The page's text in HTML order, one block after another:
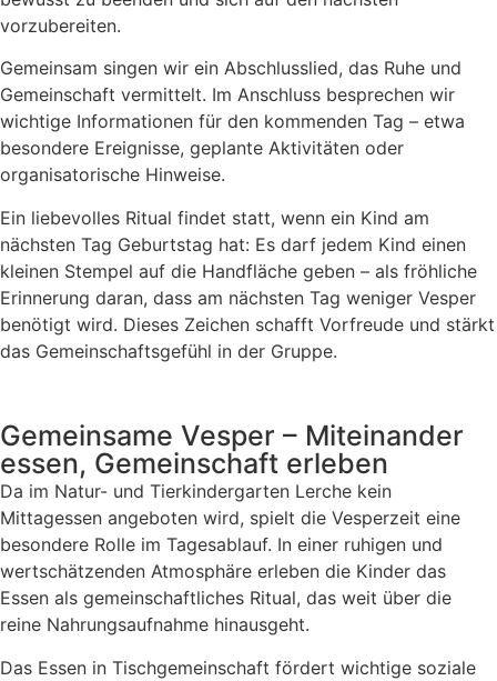
vorzubereiten.
Gemeinsam singen wir ein Abschlusslied, das Ruhe und
Gemeinschaft vermittelt. Im Anschluss besprechen wir
wichtige Informationen für den kommenden Tag – etwa
besondere Ereignisse, geplante Aktivitäten oder
organisatorische Hinweise.
Ein liebevolles Ritual findet statt, wenn ein Kind am
nächsten Tag Geburtstag hat: Es darf jedem Kind einen
kleinen Stempel auf die Handfläche geben – als fröhliche
Erinnerung daran, dass am nächsten Tag weniger Vesper
benötigt wird. Dieses Zeichen schafft Vorfreude und stärkt
das Gemeinschaftsgefühl in der Gruppe.
Gemeinsame Vesper – Miteinander
essen, Gemeinschaft erleben
Da im Natur- und Tierkindergarten Lerche kein
Mittagessen angeboten wird, spielt die Vesperzeit eine
besondere Rolle im Tagesablauf. In einer ruhigen und
wertschätzenden Atmosphäre erleben die Kinder das
Essen als gemeinschaftliches Ritual, das weit über die
reine Nahrungsaufnahme hinausgeht.
Das Essen in Tischgemeinschaft fördert wichtige soziale